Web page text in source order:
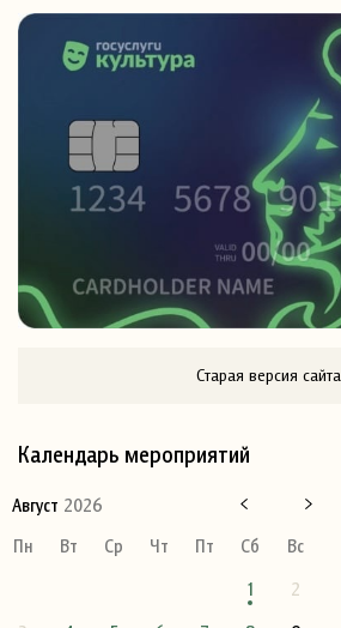
Старая версия сайта
Календарь мероприятий
Август 2026
Пн
Вт Ср Чт Пт Сб
Вс
1
2